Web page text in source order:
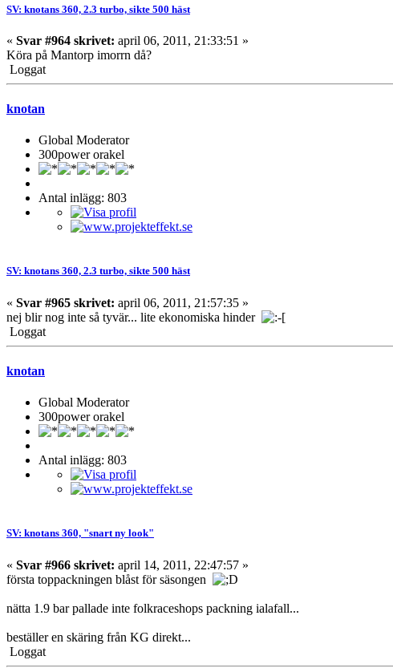
SV: knotans 360, 2.3 turbo, sikte 500 häst
« Svar #964 skrivet: april 06, 2011, 21:33:51 »
Köra på Mantorp imorrn då?
Loggat
knotan
Global Moderator
300power orakel
Antal inlägg: 803
SV: knotans 360, 2.3 turbo, sikte 500 häst
« Svar #965 skrivet: april 06, 2011, 21:57:35 »
nej blir nog inte så tyvär... lite ekonomiska hinder
Loggat
knotan
Global Moderator
300power orakel
Antal inlägg: 803
SV: knotans 360, "snart ny look"
« Svar #966 skrivet: april 14, 2011, 22:47:57 »
första toppackningen blåst för säsongen
nätta 1.9 bar pallade inte folkraceshops packning ialafall...
beställer en skäring från KG direkt...
Loggat